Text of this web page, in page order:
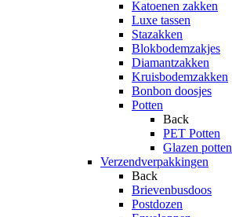
Katoenen zakken
Luxe tassen
Stazakken
Blokbodemzakjes
Diamantzakken
Kruisbodemzakken
Bonbon doosjes
Potten
Back
PET Potten
Glazen potten
Verzendverpakkingen
Back
Brievenbusdoos
Postdozen